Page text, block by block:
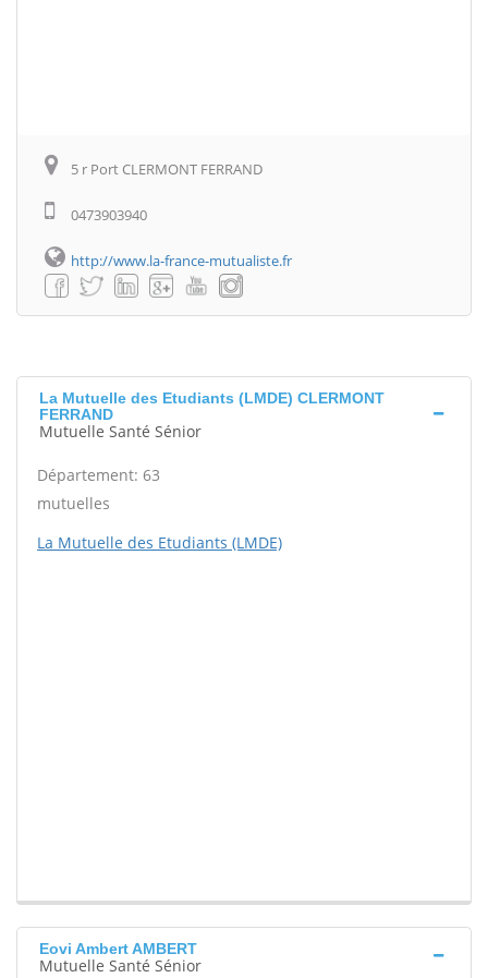
5 r Port CLERMONT FERRAND
0473903940
http://www.la-france-mutualiste.fr
La Mutuelle des Etudiants (LMDE) CLERMONT
FERRAND
Mutuelle Santé Sénior
Département: 63
mutuelles
La Mutuelle des Etudiants (LMDE)
Eovi Ambert AMBERT
Mutuelle Santé Sénior